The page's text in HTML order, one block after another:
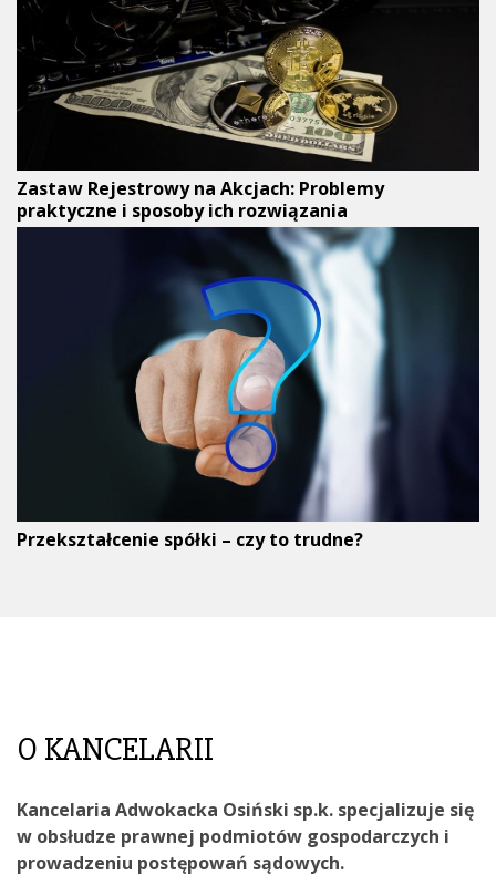
Zastaw Rejestrowy na Akcjach: Problemy
praktyczne i sposoby ich rozwiązania
Przekształcenie spółki – czy to trudne?
O KANCELARII
Kancelaria Adwokacka Osiński sp.k. specjalizuje się
w obsłudze prawnej podmiotów gospodarczych i
prowadzeniu postępowań sądowych.